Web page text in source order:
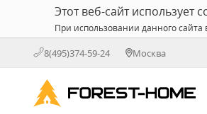
Этот веб-сайт использует
При использовании данного сайта
8(495)374-59-24 Москва